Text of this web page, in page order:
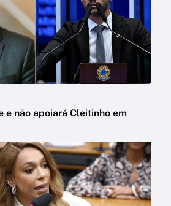
e não apoiará Cleitinho em